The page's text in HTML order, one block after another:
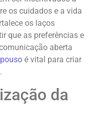
os cuidados e a vida
os laços
que as preferências e
aberta
é vital para criar
da